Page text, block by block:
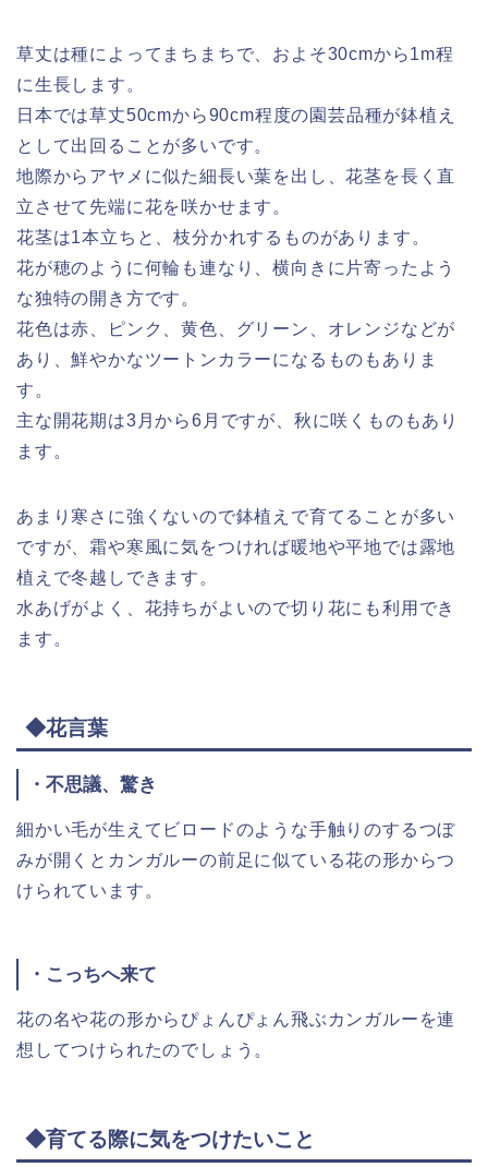
草丈は種によってまちまちで、およそ30cmから1m程
に生長します。
日本では草丈50cmから90cm程度の園芸品種が鉢植え
として出回ることが多いです。
地際からアヤメに似た細長い葉を出し、花茎を長く直
立させて先端に花を咲かせます。
花茎は1本立ちと、枝分かれするものがあります。
花が穂のように何輪も連なり、横向きに片寄ったよう
な独特の開き方です。
花色は赤、ピンク、黄色、グリーン、オレンジなどが
あり、鮮やかなツートンカラーになるものもありま
す。
主な開花期は3月から6月ですが、秋に咲くものもあり
ます。
あまり寒さに強くないので鉢植えで育てることが多い
ですが、霜や寒風に気をつければ暖地や平地では露地
植えで冬越しできます。
水あげがよく、花持ちがよいので切り花にも利用でき
ます。
◆花言葉
・不思議、驚き
細かい毛が生えてビロードのような手触りのするつぼ
みが開くとカンガルーの前足に似ている花の形からつ
けられています。
・こっちへ来て
花の名や花の形からぴょんぴょん飛ぶカンガルーを連
想してつけられたのでしょう。
◆育てる際に気をつけたいこと